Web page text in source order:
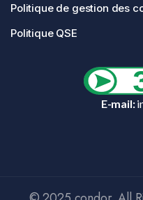
Politique de gestion des
Politique QSE
E-mail: